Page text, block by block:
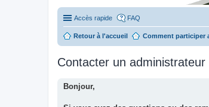
Accès rapide FAQ
Retour à l'accueil Comment participer
Contacter un administrateur
Bonjour,